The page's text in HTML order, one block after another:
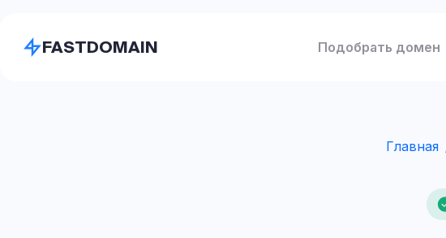
FASTDOMAIN Подобрать домен
Главная